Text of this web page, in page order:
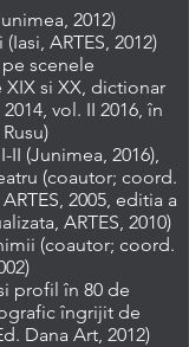
2012)
ARTES, 2012)
scenele
si XX, dictionar
vol. II 2016, în
II (Junimea, 2016),
(coautor; coord.
2005, editia a
ARTES, 2010)
(coautor; coord.
profil în 80 de
îngrijit de
Dana Art, 2012)